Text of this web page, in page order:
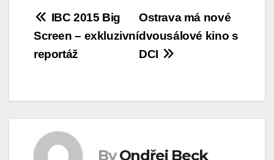
Navigace
pro
Ostrava má nové
dvousálové kino s
DCI
IBC 2015 Big
Screen – exkluzivní
reportáž
By Ondřej Beck